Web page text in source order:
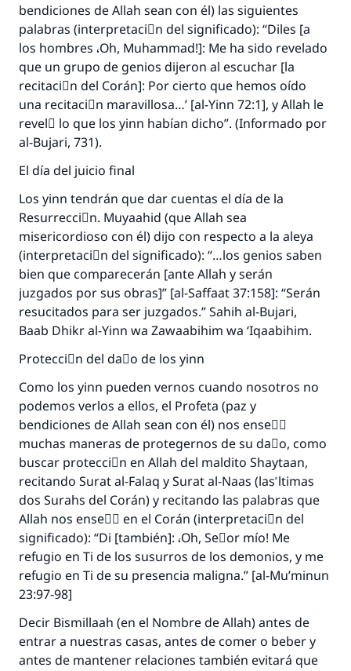
bendiciones de Allah sean con él) las siguientes
palabras (interpretaciَn del significado): “Diles [a
los hombres ،Oh, Muhammad!]: Me ha sido revelado
que un grupo de genios dijeron al escuchar [la
recitaciَn del Corán]: Por cierto que hemos oído
una recitaciَn maravillosa…’ [al-Yinn 72:1], y Allah le
revelَ lo que los yinn habían dicho”. (Informado por
al-Bujari, 731).
El día del juicio final
Los yinn tendrán que dar cuentas el día de la
Resurrecciَn. Muyaahid (que Allah sea
misericordioso con él) dijo con respecto a la aleya
(interpretaciَn del significado): “…los genios saben
bien que comparecerán [ante Allah y serán
juzgados por sus obras]” [al-Saffaat 37:158]: “Serán
resucitados para ser juzgados.” Sahih al-Bujari,
Baab Dhikr al-Yinn wa Zawaabihim wa ‘Iqaabihim.
Protecciَn del daٌo de los yinn
Como los yinn pueden vernos cuando nosotros no
podemos verlos a ellos, el Profeta (paz y
bendiciones de Allah sean con él) nos enseٌَ
muchas maneras de protegernos de su daٌo, como
buscar protecciَn en Allah del maldito Shaytaan,
recitando Surat al-Falaq y Surat al-Naas (las ْltimas
dos Surahs del Corán) y recitando las palabras que
Allah nos enseٌَ en el Corán (interpretaciَn del
significado): “Di [también]: ،Oh, Seٌor mío! Me
refugio en Ti de los susurros de los demonios, y me
refugio en Ti de su presencia maligna.” [al-Mu’minun
23:97-98]
Decir Bismillaah (en el Nombre de Allah) antes de
entrar a nuestras casas, antes de comer o beber y
antes de mantener relaciones también evitará que